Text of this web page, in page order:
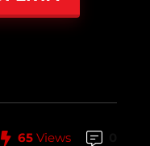
65 Views